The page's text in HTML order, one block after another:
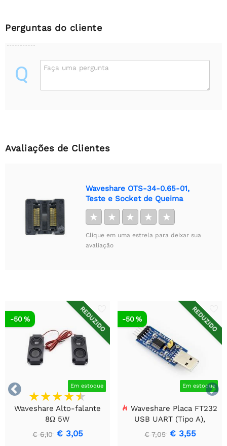
Perguntas do cliente
Q Faça uma pergunta
Avaliações de Clientes
Waveshare OTS-34-0.65-01,
Teste e Socket de Queima
★ ★ ★ ★ ★
Clique em uma estrela para deixar sua
avaliação


REDUZIDO
Em estoque
-50 %
Waveshare Alto-falante
8Ω 5W
€ 6,10 € 3,05
REDUZIDO
Em estoque
-50 %
Waveshare Placa FT232
USB UART (Tipo A),
Módulo de Comunicação
USB Para TTL (UART)
€ 7,05 € 3,55